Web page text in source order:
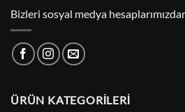
Bizleri sosyal medya
ÜRÜN KATEGORILERI